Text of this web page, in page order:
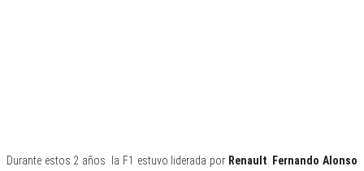
Durante estos 2 años la F1 estuvo liderada por Renault. Fernando Alonso